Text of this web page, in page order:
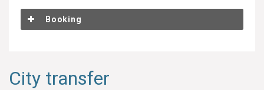
Booking
City transfer